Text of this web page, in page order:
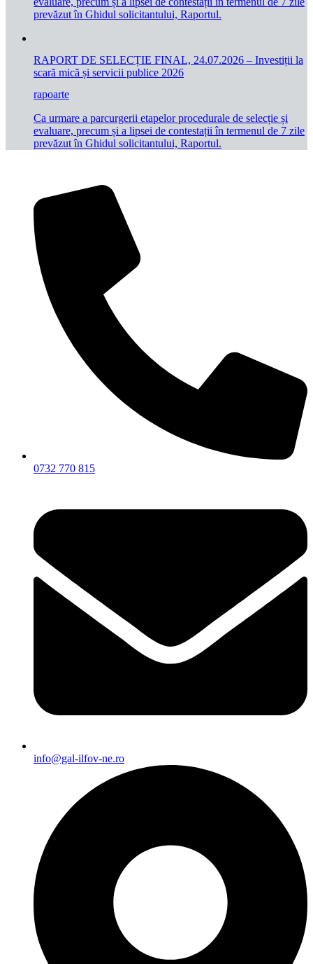
prevăzut în Ghidul solicitantului, Raportul.
RAPORT DE SELECȚIE FINAL, 24.07.2026 – Investiții la
scară mică și servicii publice 2026
rapoarte
Ca urmare a parcurgerii etapelor procedurale de selecție și
evaluare, precum și a lipsei de contestații în termenul de 7 zile
prevăzut în Ghidul solicitantului, Raportul.
0732 770 815
info@gal-ilfov-ne.ro